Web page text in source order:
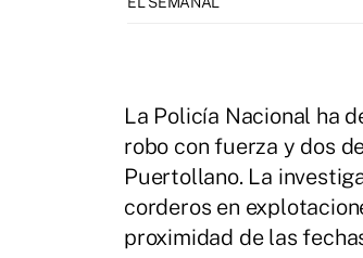
La Policía Nacional ha
robo con fuerza y dos
Puertollano. La
corderos en
proximidad de las